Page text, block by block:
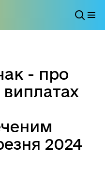
- про
виплатах
2024